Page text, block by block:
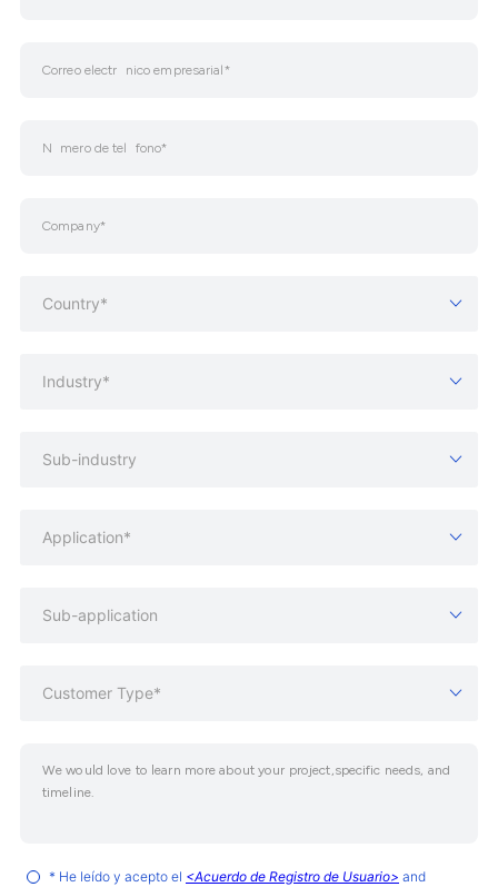
Country*
Industry*
Sub-industry
Application*
Sub-application
Customer Type*
* He leído y acepto el <Acuerdo de Registro de Usuario> and